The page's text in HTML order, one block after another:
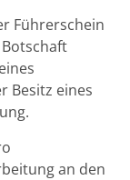
Führerschein
Besitz eines
an den